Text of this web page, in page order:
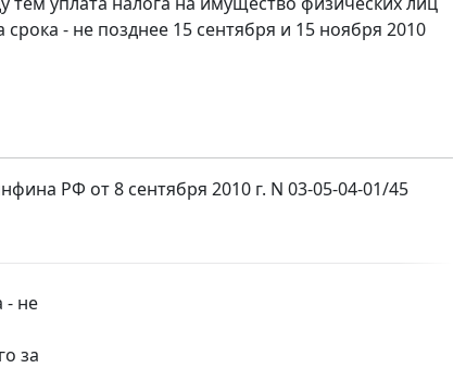
- не позднее 15 сентября и 15 ноября 2010
РФ от 8 сентября 2010 г. N 03-05-04-01/45
- не
за